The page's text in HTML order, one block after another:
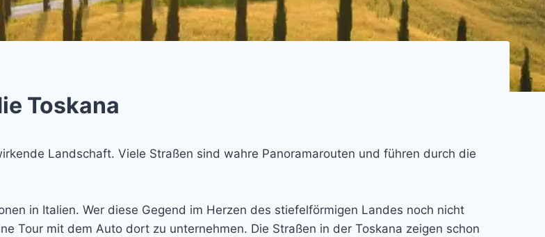
Toskana
Landschaft. Viele Straßen sind wahre Panoramarouten und führen durch die
in Italien. Wer diese Gegend im Herzen des stiefelförmigen Landes noch nicht
Tour mit dem Auto dort zu unternehmen. Die Straßen in der Toskana zeigen schon